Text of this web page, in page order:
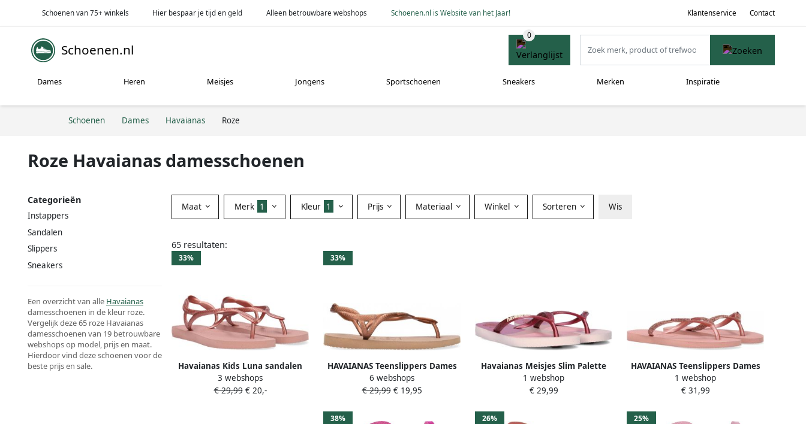
Schoenen van 75+ winkels Hier bespaar je tijd en geld Alleen betrouwbare webshops Schoenen.nl is Website van het Jaar! Klantenservice Contact
Schoenen.nl
Dames Heren Meisjes Jongens Sportschoenen Sneakers Merken Inspiratie
Schoenen Dames Havaianas Roze
Roze Havaianas damesschoenen
Categorieën
Instappers
Sandalen
Slippers
Sneakers
Een overzicht van alle Havaianas
damesschoenen in de kleur roze.
Vergelijk deze 65 roze Havaianas
damesschoenen van 19 betrouwbare
webshops op model, prijs en maat.
Hierdoor vind deze schoenen voor de
beste prijs en sale.
Maat Merk 1 Kleur 1 Prijs Materiaal Winkel Sorteren Wis
65 resultaten:
33%
Havaianas Kids Luna sandalen
rosé Meisjes Rubber Effen 33 34
3 webshops
€ 29,99€ 20,-
33%
HAVAIANAS Teenslippers Dames
Luna Maat: 41 Materiaal: Rubber
Kleur: Brons
6 webshops
€ 29,99€ 19,95
Havaianas Meisjes Slim Palette
Glow Slippers Pink Dames
1 webshop
€ 29,99
HAVAIANAS Teenslippers Dames
Kids Slim Glitter Ii Maat: 41 42
Materiaal: Rubber Kleur:
1 webshop
€ 31,99
38% 26% 25%